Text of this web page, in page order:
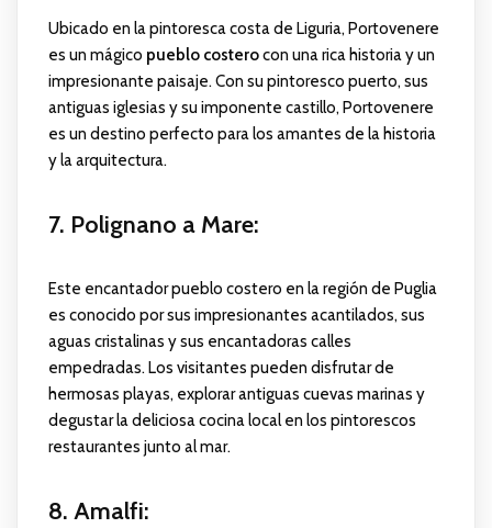
Ubicado en la pintoresca costa de Liguria, Portovenere
es un mágico pueblo costerocon una rica historia y un
impresionante paisaje. Con su pintoresco puerto, sus
antiguas iglesias y su imponente castillo, Portovenere
es un destino perfecto para los amantes de la historia
y la arquitectura.
7. Polignano a Mare:
Este encantador pueblo costero en la región de Puglia
es conocido por sus impresionantes acantilados, sus
aguas cristalinas y sus encantadoras calles
empedradas. Los visitantes pueden disfrutar de
hermosas playas, explorar antiguas cuevas marinas y
degustar la deliciosa cocina local en los pintorescos
restaurantes junto al mar.
8. Amalfi: